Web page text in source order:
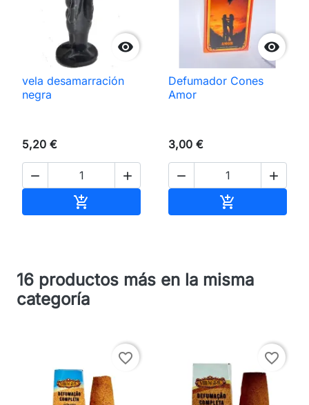

vela desamarración
negra
5,20 €
 


Defumador Cones
Amor
3,00 €
 

16 productos más en la misma
categoría
favorite_border favorite_border